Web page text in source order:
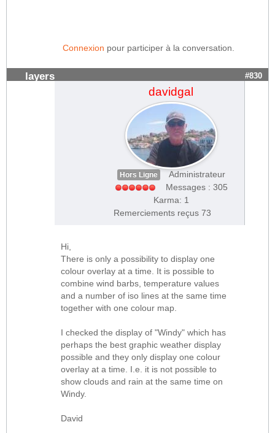
Connexion pour participer à la conversation.
layers #830
davidgal
Hors Ligne
Administrateur
Messages : 305
Karma: 1
Remerciements reçus 73
Hi,
There is only a possibility to display one
colour overlay at a time. It is possible to
combine wind barbs, temperature values
and a number of iso lines at the same time
together with one colour map.
I checked the display of "Windy" which has
perhaps the best graphic weather display
possible and they only display one colour
overlay at a time. I.e. it is not possible to
show clouds and rain at the same time on
Windy.
David